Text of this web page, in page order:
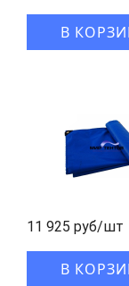
В
11 925 руб/шт
В